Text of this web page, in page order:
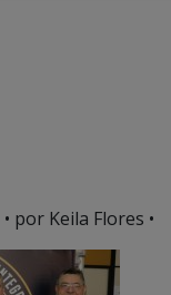
• por Keila Flores •